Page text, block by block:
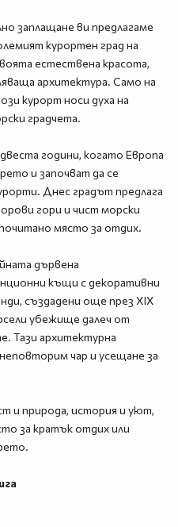
заплащане ви предлагаме
курортен град на
естествена красота,
архитектура. Само на
курорт носи духа на
градчета.
години, когато Европа
и започват да се
Днес градът предлага
гори и чист морски
място за отдих.
дървена
къщи с декоративни
създадени още през XIX
убежище далеч от
Тази архитектурна
чар и усещане за
и природа, история и уют,
за кратък отдих или